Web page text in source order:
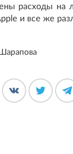
расходы на
и все же